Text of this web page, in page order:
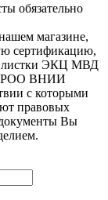
обязательно
магазине,
сертификацию,
листки ЭКЦ МВД
РОО ВНИИ
с которыми
правовых
Вы